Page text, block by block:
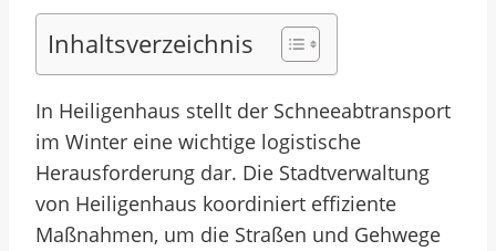
Inhaltsverzeichnis
In Heiligenhaus stellt der Schneeabtransport
im Winter eine wichtige logistische
Herausforderung dar. Die Stadtverwaltung
von Heiligenhaus koordiniert effiziente
Maßnahmen, um die Straßen und Gehwege